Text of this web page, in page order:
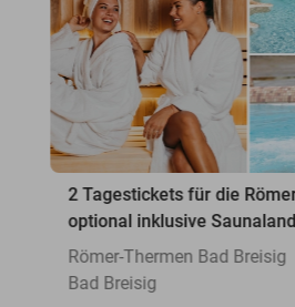
2 Tagestickets für die
optional inklusive
Römer-Thermen Bad Breisig
Bad Breisig